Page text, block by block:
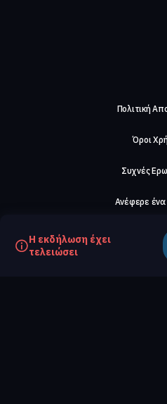
Η εκδήλωση έχει
τελειώσει
Πολιτική
Όροι
Συχνές
Ανέφερε
Σχετικά